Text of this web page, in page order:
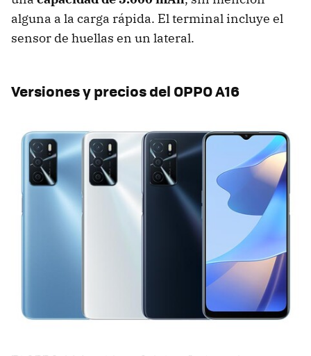
alguna a la carga rápida. El terminal incluye el
sensor de huellas en un lateral.
Versiones y precios del OPPO A16